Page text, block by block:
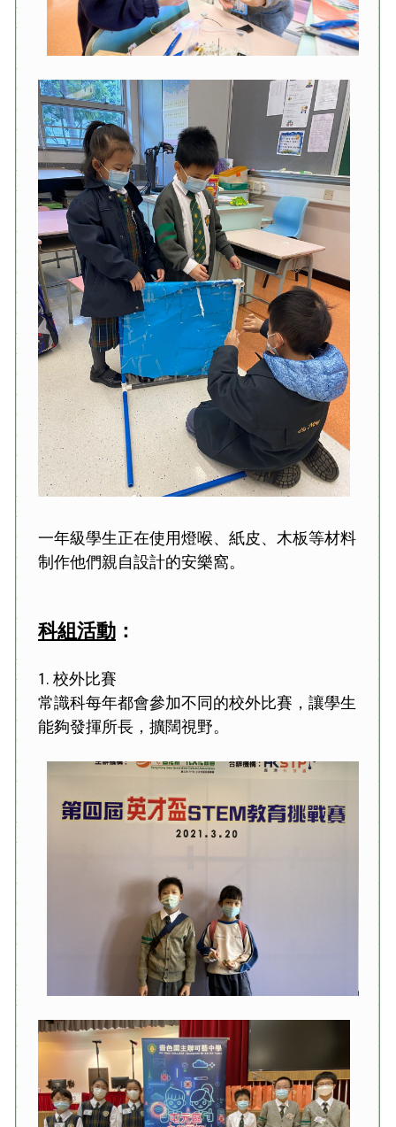
一年級學生正在使用燈喉、紙皮、木板等材料
制作他們親自設計的安樂窩。
科組活動 ：
1. 校外比賽
常識科每年都會參加不同的校外比賽，讓學生
能夠發揮所長，擴闊視野。